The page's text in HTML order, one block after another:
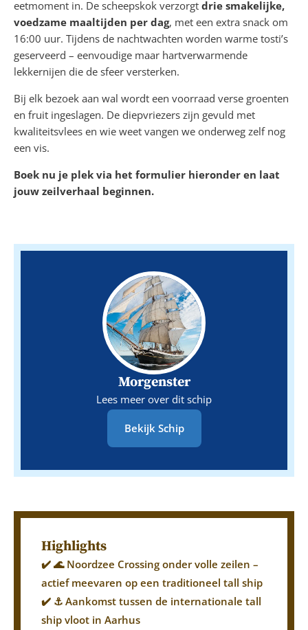
eetmoment in. De scheepskok verzorgt drie smakelijke,
voedzame maaltijden per dag, met een extra snack om
16:00 uur. Tijdens de nachtwachten worden warme tosti’s
geserveerd – eenvoudige maar hartverwarmende
lekkernijen die de sfeer versterken.
Bij elk bezoek aan wal wordt een voorraad verse groenten
en fruit ingeslagen. De diepvriezers zijn gevuld met
kwaliteitsvlees en wie weet vangen we onderweg zelf nog
een vis.
Boek nu je plek via het formulier hieronder en laat
jouw zeilverhaal beginnen.
Morgenster
Lees meer over dit schip
Bekijk Schip
Highlights
✔️ 🌊 Noordzee Crossing onder volle zeilen –
actief meevaren op een traditioneel tall ship
✔️ ⚓ Aankomst tussen de internationale tall
ship vloot in Aarhus